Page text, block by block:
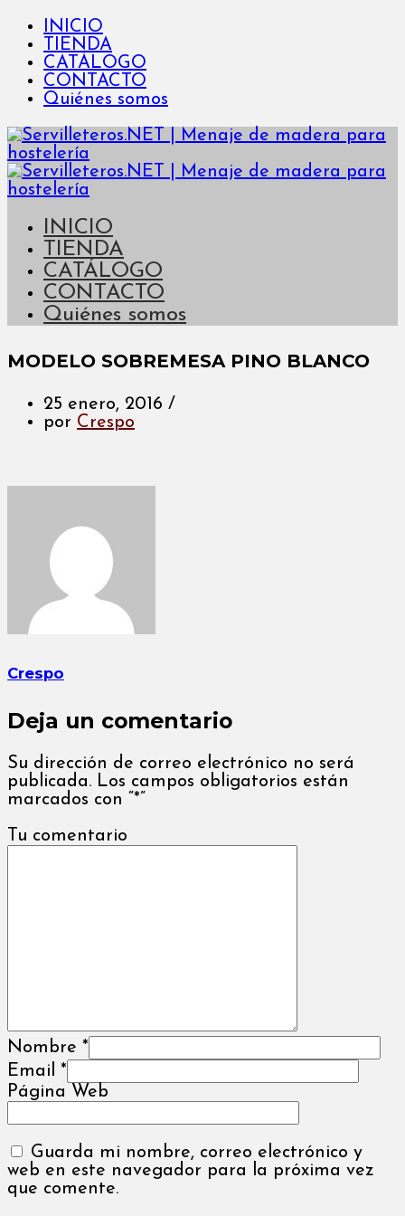
INICIO
TIENDA
CATÁLOGO
CONTACTO
Quiénes somos
INICIO
TIENDA
CATÁLOGO
CONTACTO
Quiénes somos
MODELO SOBREMESA PINO BLANCO
25 enero, 2016 /
por Crespo
Crespo
Deja un comentario
Su dirección de correo electrónico no será
publicada. Los campos obligatorios están
marcados con “*”
Tu comentario
Nombre *
Email *
Página Web
Guarda mi nombre, correo electrónico y
web en este navegador para la próxima vez
que comente.